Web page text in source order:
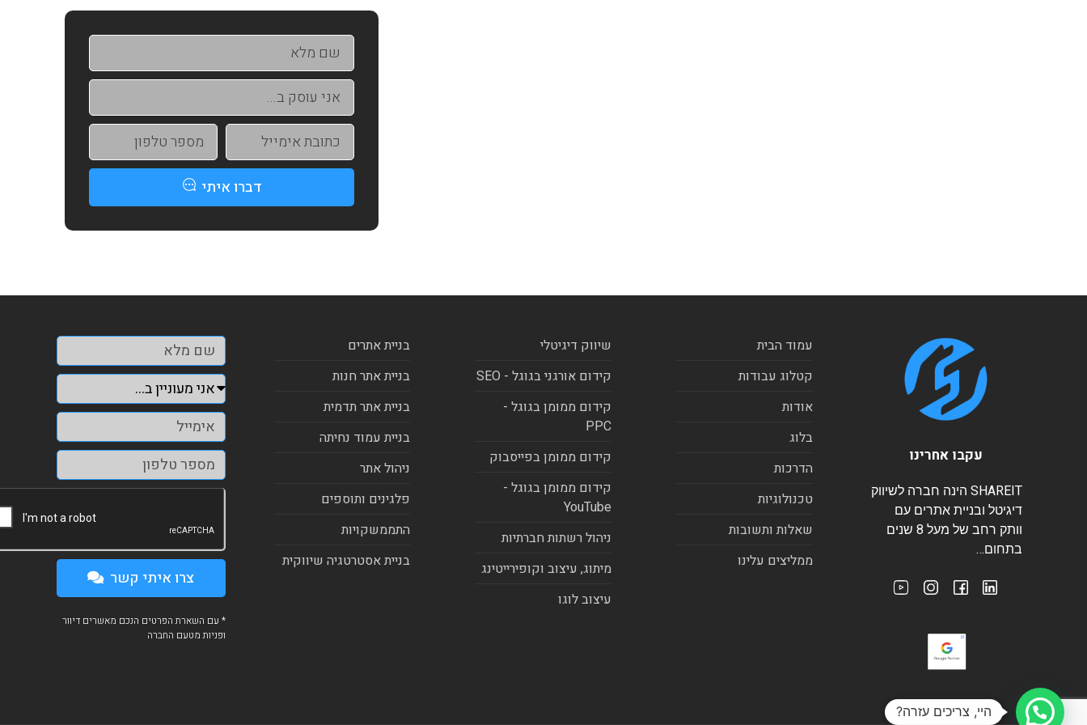
דברו איתי
עקבו אחרינו
SHAREIT הינה חברה לשיווק
דיגיטל ובניית אתרים עם
וותק רחב של מעל 8 שנים
בתחום…
עמוד הבית
קטלוג עבודות
אודות
בלוג
הדרכות
טכנולוגיות
שאלות ותשובות
ממליצים עלינו
שיווק דיגיטלי
קידום אורגני בגוגל - SEO
קידום ממומן בגוגל -
PPC
קידום ממומן בפייסבוק
קידום ממומן בגוגל -
YouTube
ניהול רשתות חברתיות
מיתוג, עיצוב וקופירייטינג
עיצוב לוגו
בניית אתרים
בניית אתר חנות
בניית אתר תדמית
בניית עמוד נחיתה
ניהול אתר
פלגינים ותוספים
התממשקויות
בניית אסטרטגיה שיווקית
צרו איתי קשר
* עם השארת הפרטים הנכם מאשרים דיוור
ופניות מטעם החברה
היי, צריכים עזרה?